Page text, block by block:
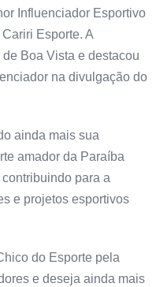
Influenciador Esportivo
Esporte. A
Boa Vista e destacou
na divulgação do
ainda mais sua
amador da Paraíba
para a
e projetos esportivos
do Esporte pela
e deseja ainda mais